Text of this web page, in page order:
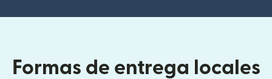
Formas de entrega locales